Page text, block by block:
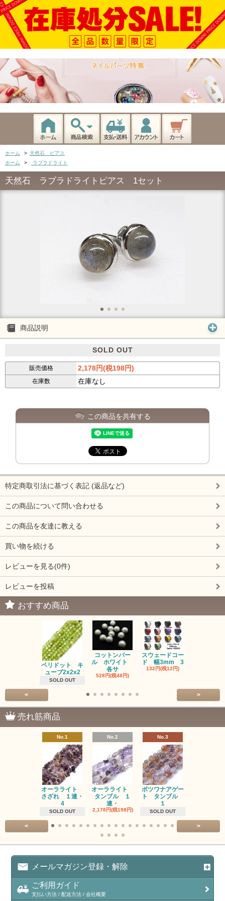
ホーム > 天然石 ピアス
ホーム
> ラブラドライト
天然石 ラブラドライトピアス 1セット
商品説明
SOLD OUT
販売価格 2,178円(税198円)
在庫数 在庫なし
この商品を共有する
特定商取引法に基づく表記 (返品など)
この商品について問い合わせる
この商品を友達に教える
買い物を続ける
レビューを見る(0件)
レビューを投稿
おすすめ商品
ペリドット キ
ューブ2x2x2
SOLD OUT
コットンパー
ル ホワイト
各サ
528円(税48円)
スウェードコー
ド 幅3mm 3
132円(税12円)
< >
売れ筋商品
No.1
オーラライト
さざれ １連・
4
SOLD OUT
No.2
オーラライト
タンブル １
連・
2,178円(税198円)
No.3
ボツワナアゲー
ト タンブル
１
SOLD OUT
< >
メールマガジン登録・解除
ご利用ガイド
支払い方法 / 配送方法 / 会社概要